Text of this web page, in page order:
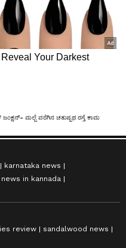
karnataka news
news in kannada
review
sandalwood news